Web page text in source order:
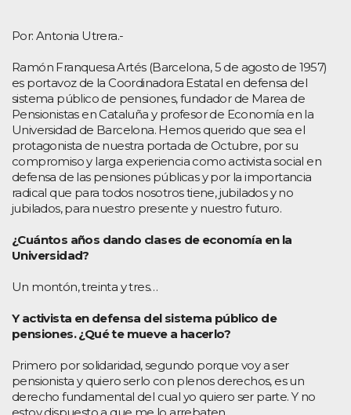
Por: Antonia Utrera.-
Ramón Franquesa Artés (Barcelona, 5 de agosto de 1957)
es portavoz de la Coordinadora Estatal en defensa del
sistema público de pensiones, fundador de Marea de
Pensionistas en Cataluña y profesor de Economía en la
Universidad de Barcelona. Hemos querido que sea el
protagonista de nuestra portada de Octubre, por su
compromiso y larga experiencia como activista social en
defensa de las pensiones públicas y por la importancia
radical que para todos nosotros tiene, jubilados y no
jubilados, para nuestro presente y nuestro futuro.
¿Cuántos años dando clases de economía en la
Universidad?
Un montón, treinta y tres…
Y activista en defensa del sistema público de
pensiones. ¿Qué te mueve a hacerlo?
Primero por solidaridad, segundo porque voy a ser
pensionista y quiero serlo con plenos derechos, es un
derecho fundamental del cual yo quiero ser parte. Y no